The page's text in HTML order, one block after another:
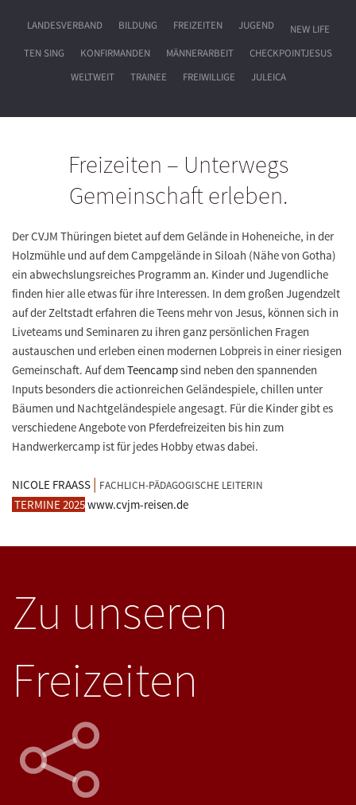
LANDESVERBAND BILDUNG FREIZEITEN JUGEND
NEW LIFE
TEN SING
KONFIRMANDEN MÄNNERARBEIT
CHECKPOINTJESUS
WELTWEIT
TRAINEE FREIWILLIGE JULEICA
Freizeiten – Unterwegs
Gemeinschaft erleben.
Der CVJM Thüringen bietet auf dem Gelände in Hoheneiche, in der
Holzmühle und auf dem Campgelände in Siloah (Nähe von Gotha)
ein abwechslungsreiches Programm an. Kinder und Jugendliche
finden hier alle etwas für ihre Interessen. In dem großen Jugendzelt
auf der Zeltstadt erfahren die Teens mehr von Jesus, können sich in
Liveteams und Seminaren zu ihren ganz persönlichen Fragen
austauschen und erleben einen modernen Lobpreis in einer riesigen
Gemeinschaft. Auf demTeencampsind neben den spannenden
Inputs besonders die actionreichen Geländespiele, chillen unter
Bäumen und Nachtgeländespiele angesagt. Für die Kinder gibt es
verschiedene Angebote von Pferdefreizeiten bis hin zum
Handwerkercamp ist für jedes Hobby etwas dabei.
NICOLE FRAASS | FACHLICH-PÄDAGOGISCHE LEITERIN
TERMINE 2025www.cvjm-reisen.de
Zu unseren
Freizeiten